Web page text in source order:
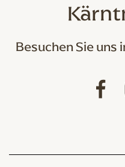
Besuchen Sie uns